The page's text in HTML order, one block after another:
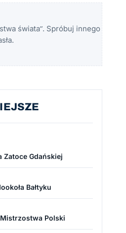
świata”. Spróbuj innego
Zatoce Gdańskiej
Bałtyku
Polski